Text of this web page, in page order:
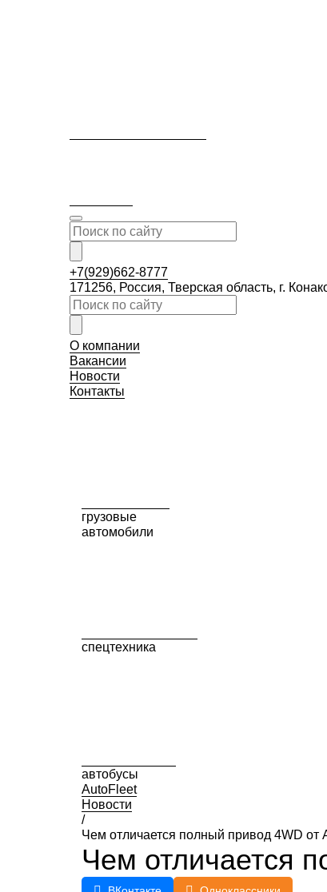
+7(929)662-8777
171256, Россия, Тверская область, г.
О компании
Вакансии
Новости
Контакты
грузовые
автомобили
спецтехника
автобусы
AutoFleet
Новости
/
Чем отличается полный привод 4WD от
Чем отличается